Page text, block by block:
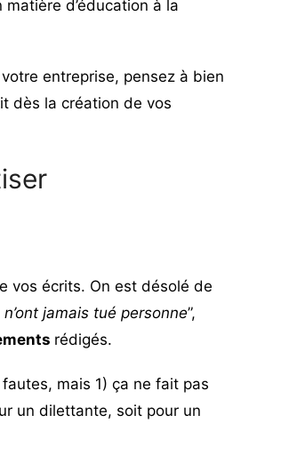
d’éducation à la
entreprise, pensez à bien
dès la création de vos
vos écrits. On est désolé de
jamais tué personne”,
rédigés.
mais 1) ça ne fait pas
un dilettante, soit pour un